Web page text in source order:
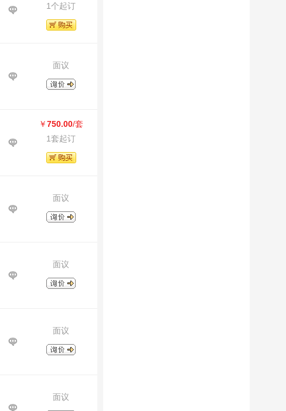
1个起订
面议
￥750.00/套
1套起订
面议
面议
面议
面议